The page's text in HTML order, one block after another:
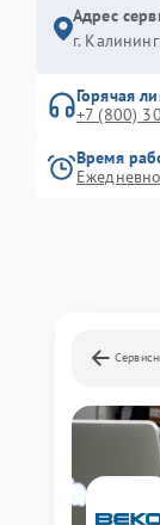
Адрес
г.
Горячая
+7 (800)
Время